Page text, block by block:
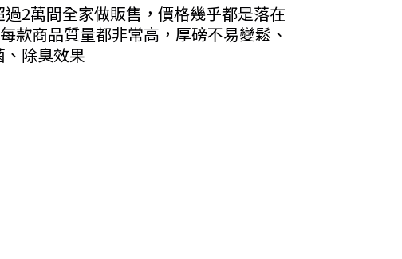
2萬間全家做販售，價格幾乎都是落在
款商品質量都非常高，厚磅不易變鬆、
除臭效果